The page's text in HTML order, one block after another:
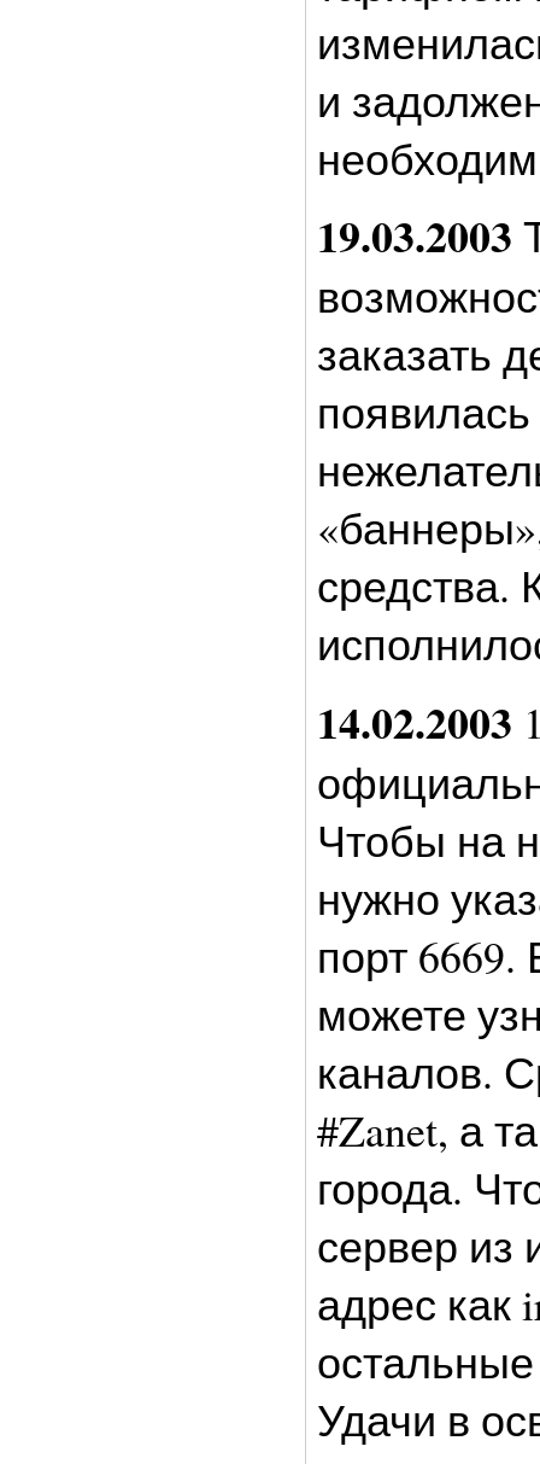
и
19.03.2003
заказать
средства.
14.02.2003
Чтобы на
нужно
порт
можете
каналов.
#Zanet, а
города.
сервер из
адрес как
Удачи в